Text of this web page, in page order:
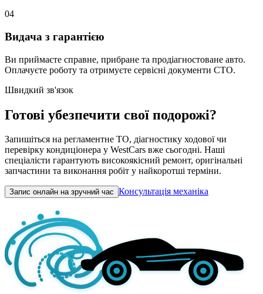
04
Видача з гарантією
Ви приймаєте справне, прибране та продіагностоване авто.
Оплачуєте роботу та отримуєте сервісні документи СТО.
Швидкий зв'язок
Готові убезпечити свої подорожі?
Запишіться на регламентне ТО, діагностику ходової чи
перевірку кондиціонера у WestCars вже сьогодні. Наші
спеціалісти гарантують високоякісний ремонт, оригінальні
запчастини та виконання робіт у найкоротші терміни.
Запис онлайн на зручний час Консультація механіка